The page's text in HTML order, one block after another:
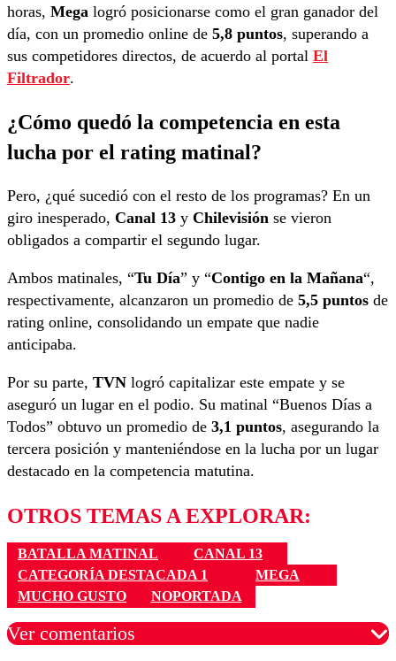
horas, Mega logró posicionarse como el gran ganador del
día, con un promedio online de 5,8 puntos, superando a
sus competidores directos, de acuerdo al portal El
Filtrador.
¿Cómo quedó la competencia en esta
lucha por el rating matinal?
Pero, ¿qué sucedió con el resto de los programas? En un
giro inesperado, Canal 13 y Chilevisión se vieron
obligados a compartir el segundo lugar.
Ambos matinales, “Tu Día” y “Contigo en la Mañana“,
respectivamente, alcanzaron un promedio de 5,5 puntos de
rating online, consolidando un empate que nadie
anticipaba.
Por su parte, TVN logró capitalizar este empate y se
aseguró un lugar en el podio. Su matinal “Buenos Días a
Todos” obtuvo un promedio de 3,1 puntos, asegurando la
tercera posición y manteniéndose en la lucha por un lugar
destacado en la competencia matutina.
OTROS TEMAS A EXPLORAR:
BATALLA MATINAL
CANAL 13
CATEGORÍA DESTACADA 1
MEGA
MUCHO GUSTO
NOPORTADA
Ver comentarios